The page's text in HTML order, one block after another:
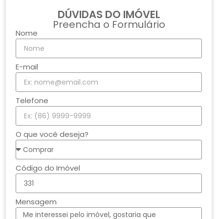
DÚVIDAS DO IMÓVEL
Preencha o Formulário
Nome
E-mail
Telefone
O que você deseja?
Código do Imóvel
Mensagem